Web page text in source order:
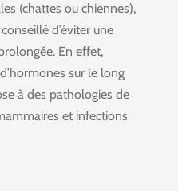
(chattes ou chiennes),
d’éviter une
En effet,
sur le long
à des pathologies de
et infections